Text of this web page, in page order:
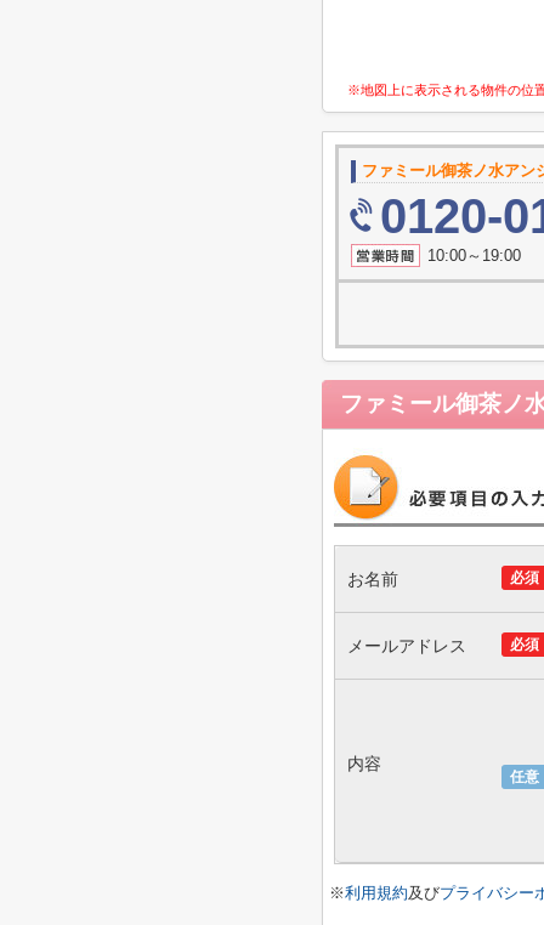
※地図上に表示される物件の位
ファミール御茶ノ水アン
0120-
10:00～19:00
ファミール御茶ノ
必須
お名前
必須
メールアドレス
任意
内容
※利用規約及びプライバシー